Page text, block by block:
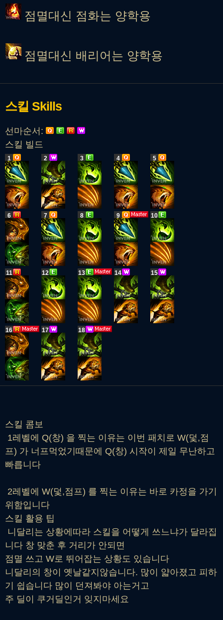
점멸대신 점화는 양학용
점멸대신 배리어는 양학용
스킬 Skills
선마순서:
스킬 빌드
1 2 3 4 5
6 7 8 9 10
11 12 13 14 15
16 17 18
스킬 콤보
1레벨에 Q(창) 을 찍는 이유는 이번 패치로 W(덫,점
프) 가 너프먹었기때문에 Q(창) 시작이 제일 무난하고
빠릅니다
2레벨에 W(덫,점프) 를 찍는 이유는 바로 카정을 가기
위함입니다
스킬 활용 팁
니달리는 상황에따라 스킬을 어떻게 쓰느냐가 달라집
니다 창 맞춘 후 거리가 안되면
점멸 쓰고 W로 뛰어잡는 상황도 있습니다
니달리의 창이 옛날같지않습니다. 많이 얇아졌고 피하
기 쉽습니다 많이 던져봐야 아는거고
주 딜이 쿠거딜인거 잊지마세요